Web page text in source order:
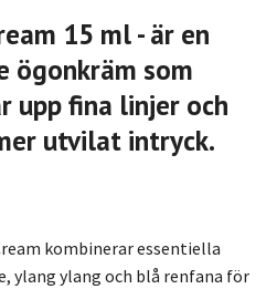
15 ml - är en
ögonkräm som
upp fina linjer och
utvilat intryck.
kombinerar essentiella
ylang ylang och blå renfana för